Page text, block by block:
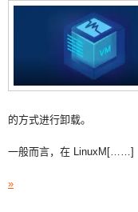
的方式进行卸载。
一般而言，在 LinuxM[……]
»